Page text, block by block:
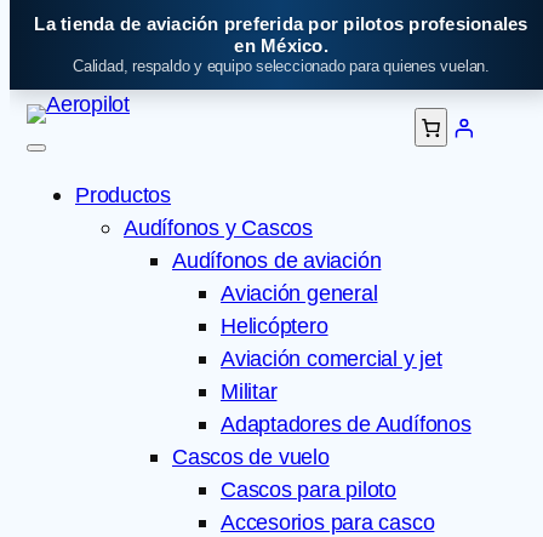
Saltar
La tienda de aviación preferida por pilotos profesionales
en México.
Calidad, respaldo y equipo seleccionado para quienes vuelan.
Productos
Audífonos y Cascos
Audífonos de aviación
Aviación general
Helicóptero
Aviación comercial y jet
Militar
Adaptadores de Audífonos
Cascos de vuelo
Cascos para piloto
Accesorios para casco